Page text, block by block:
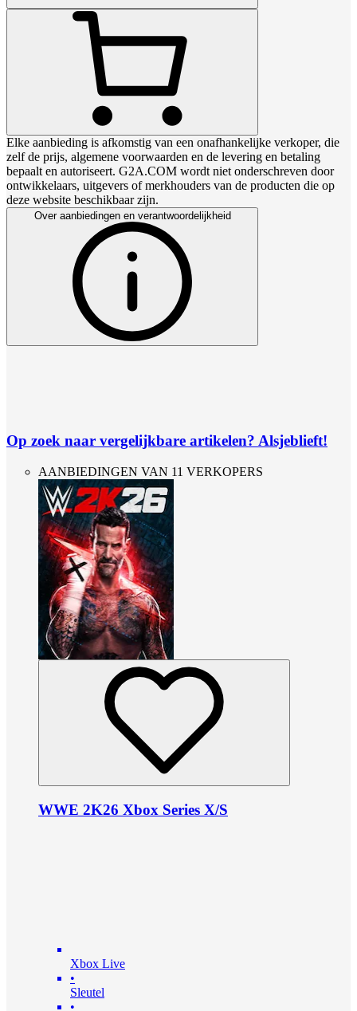
Elke aanbieding is afkomstig van een onafhankelijke verkoper, die
zelf de prijs, algemene voorwaarden en de levering en betaling
bepaalt en autoriseert. G2A.COM wordt niet onderschreven door
ontwikkelaars, uitgevers of merkhouders van de producten die op
deze website beschikbaar zijn.
Over aanbiedingen en verantwoordelijkheid
Op zoek naar vergelijkbare artikelen? Alsjeblieft!
AANBIEDINGEN VAN 11 VERKOPERS
WWE 2K26 Xbox Series X/S
Xbox Live
•
Sleutel
•